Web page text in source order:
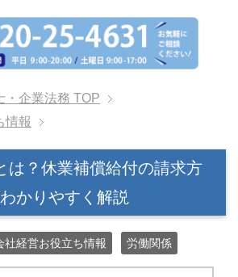
・企業法務 TOP
情報
は？休業補償給付の請求方
かりやすく解説
社経営お役立ち情報 労働関係